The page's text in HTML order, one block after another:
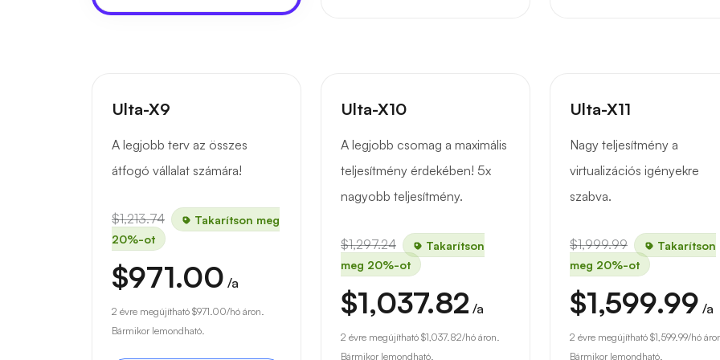
Ulta-X9
A legjobb terv az összes
átfogó vállalat számára!
$1,213.74
Takarítson meg
20%-ot
$971.00 /a
2 évre megújítható $971.00/hó áron.
Bármikor lemondható.
Ulta-X10
A legjobb csomag a maximális
teljesítmény érdekében! 5x
nagyobb teljesítmény.
$1,297.24
Takarítson
meg 20%-ot
$1,037.82 /a
2 évre megújítható $1,037.82/hó áron.
Bármikor lemondható.
Ulta-X11
Nagy teljesítmény a
virtualizációs igényekre
szabva.
$1,999.99
Takarítson
meg 20%-ot
$1,599.99 /a
2 évre megújítható $1,599.99/hó
Bármikor lemondható.